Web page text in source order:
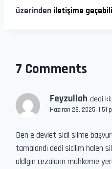
üzerinden iletişime
7 Comments
Feyzullah dedi ki:
Haziran 26, 2025, 1:51
Ben e devlet sicil silme
tamalandı dedi sicilim halen
aldlgın cezaların mahkeme